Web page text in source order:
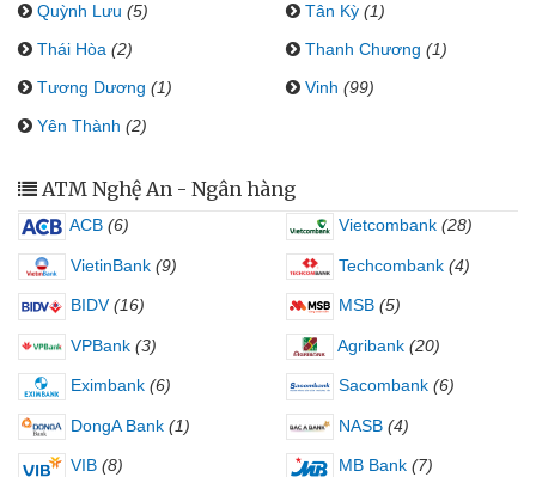
Quỳnh Lưu (5) Tân Kỳ (1)
Thái Hòa (2) Thanh Chương (1)
Tương Dương (1) Vinh (99)
Yên Thành (2)
ATM Nghệ An - Ngân hàng
ACB (6) Vietcombank (28)
VietinBank (9) Techcombank (4)
BIDV (16) MSB (5)
VPBank (3) Agribank (20)
Eximbank (6) Sacombank (6)
DongA Bank (1) NASB (4)
VIB (8) MB Bank (7)